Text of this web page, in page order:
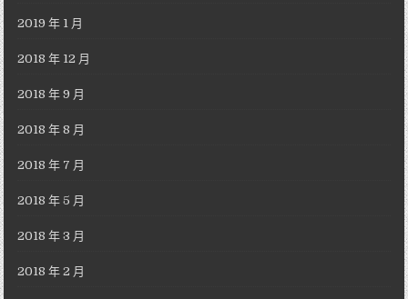
2019 年 1 月
2018 年 12 月
2018 年 9 月
2018 年 8 月
2018 年 7 月
2018 年 5 月
2018 年 3 月
2018 年 2 月